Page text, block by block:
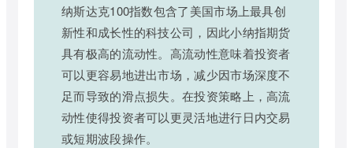
纳斯达克100指数包含了美国市场上最具创
新性和成长性的科技公司，因此小纳指期货
具有极高的流动性。高流动性意味着投资者
可以更容易地进出市场，减少因市场深度不
足而导致的滑点损失。在投资策略上，高流
动性使得投资者可以更灵活地进行日内交易
或短期波段操作。